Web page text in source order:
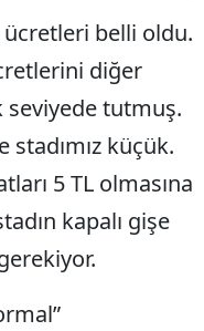
Balıkesir
Bilecik
Bingöl
Bitlis
Burdur
belli oldu.
diğer
seviyede tutmuş.
stadımız küçük.
5 TL olmasına
kapalı gişe